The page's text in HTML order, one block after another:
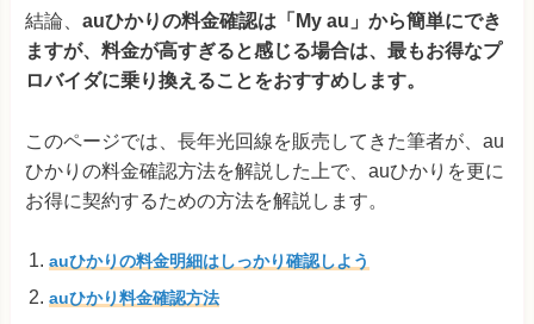
結論、 auひかりの料金確認は「My au」から簡単にでき
ますが、料金が高すぎると感じる場合は、最もお得なプ
ロバイダに乗り換えることをおすすめします。
このページでは、長年光回線を販売してきた筆者が、au
ひかりの料金確認方法を解説した上で、auひかりを更に
お得に契約するための方法を解説します。
auひかりの料金明細はしっかり確認しよう
auひかり料金確認方法